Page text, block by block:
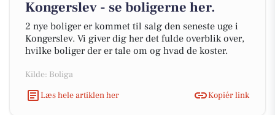
Kongerslev - se boligerne her.
2 nye boliger er kommet til salg den seneste uge i
Kongerslev. Vi giver dig her det fulde overblik over,
hvilke boliger der er tale om og hvad de koster.
Kilde: Boliga
Læs hele artiklen her
Kopiér link